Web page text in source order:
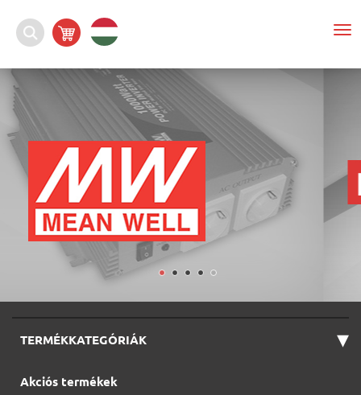
TERMÉKKATEGÓRIÁK ▾
Akciós termékek